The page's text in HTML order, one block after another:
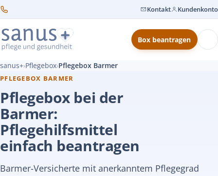
Kontakt Kundenkonto
Box beantragen
sanus+›Pflegebox›Pflegebox Barmer
PFLEGEBOX BARMER
Pflegebox bei der
Barmer:
Pflegehilfsmittel
einfach beantragen
Barmer-Versicherte mit anerkanntem Pflegegrad